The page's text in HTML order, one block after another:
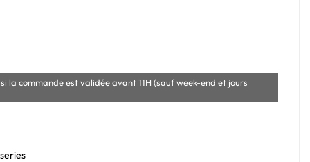
la commande est validée avant 11H (sauf week-end et jours